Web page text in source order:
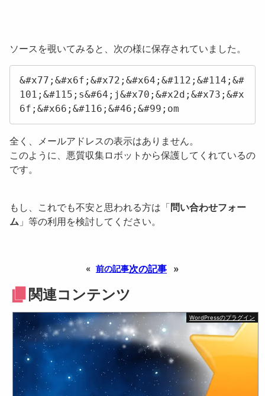
ソースを覗いてみると、次の様に保存されていました。
&#x77;&#x6f;&#x72;&#x64;&#112;&#114;&#
101;&#115;s&#64;j&#x70;&#x2d;&#x73;&#x
6f;&#x66;&#116;&#46;&#99;om
全く、メールアドレスの表示はありません。
このように、悪質収集ロボットから保護してくれているの
です。
もし、これでも不安と思われる方は「問い合わせフォー
ム 」等の利用を検討してください。
« 前の記事次の記事 »
関連コンテンツ
WordPressのプラグイン